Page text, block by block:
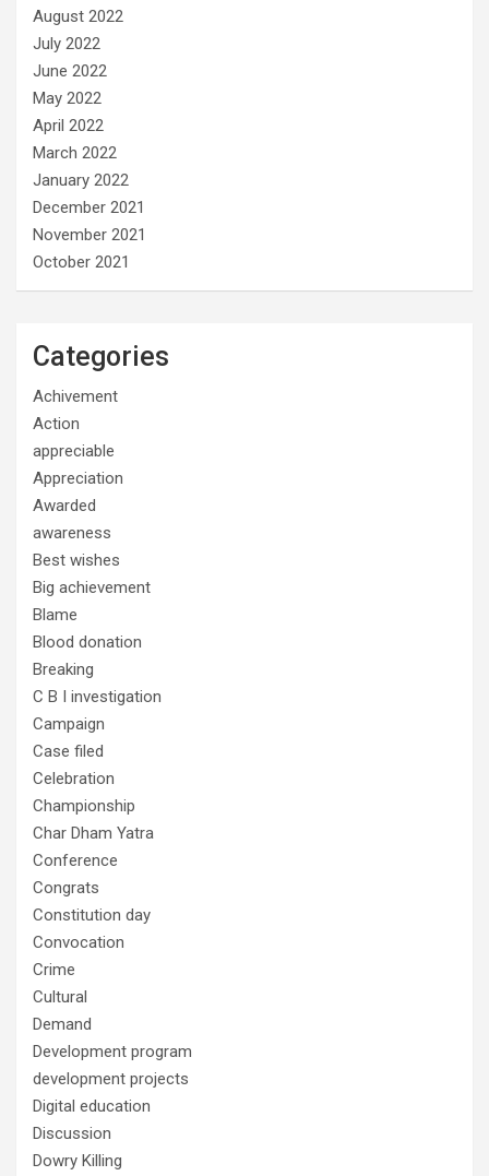
August 2022
July 2022
June 2022
May 2022
April 2022
March 2022
January 2022
December 2021
November 2021
October 2021
Categories
Achivement
Action
appreciable
Appreciation
Awarded
awareness
Best wishes
Big achievement
Blame
Blood donation
Breaking
C B I investigation
Campaign
Case filed
Celebration
Championship
Char Dham Yatra
Conference
Congrats
Constitution day
Convocation
Crime
Cultural
Demand
Development program
development projects
Digital education
Discussion
Dowry Killing